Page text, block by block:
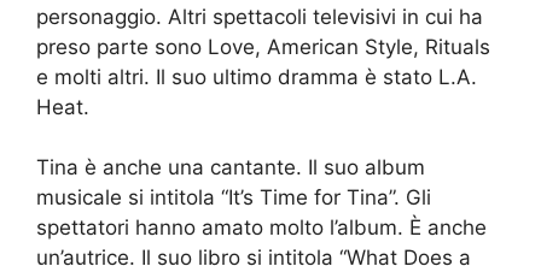
personaggio. Altri spettacoli televisivi in cui ha
preso parte sono Love, American Style, Rituals
e molti altri. Il suo ultimo dramma è stato L.A.
Heat.
Tina è anche una cantante. Il suo album
musicale si intitola “It’s Time for Tina”. Gli
spettatori hanno amato molto l’album. È anche
un’autrice. Il suo libro si intitola “What Does a